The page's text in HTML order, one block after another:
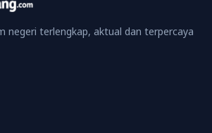
negeri terlengkap, aktual dan terpercaya